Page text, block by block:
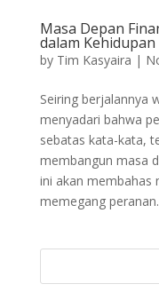
Masa Depan
dalam Kehidupan
by Tim Kasyaira |
Seiring berjalannya
menyadari bahwa
sebatas kata-kata,
membangun masa
ini akan membahas
memegang